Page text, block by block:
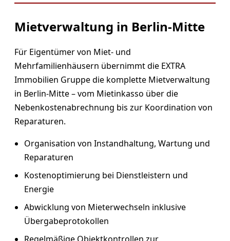
Mietverwaltung in Berlin-Mitte
Für Eigentümer von Miet- und
Mehrfamilienhäusern übernimmt die EXTRA
Immobilien Gruppe die komplette Mietverwaltung
in Berlin-Mitte – vom Mietinkasso über die
Nebenkostenabrechnung bis zur Koordination von
Reparaturen.
Organisation von Instandhaltung, Wartung und
Reparaturen
Kostenoptimierung bei Dienstleistern und
Energie
Abwicklung von Mieterwechseln inklusive
Übergabeprotokollen